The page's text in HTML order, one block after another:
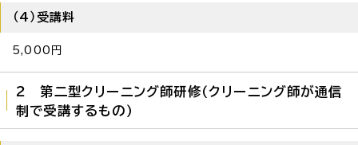
（4）受講料
5,000円
2 第二型クリーニング師研修（クリーニング師が通信
制で受講するもの）